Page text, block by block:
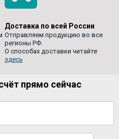
Доставка по всей России
Отправляем продукцию во все
регионы РФ.
О способах доставки читайте
здесь
прямо сейчас